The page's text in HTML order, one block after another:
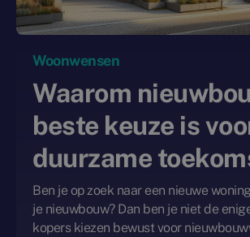
Woonwensen
Waarom
beste keuze is
duurzame
Ben je op zoek naar een nieuwe
je nieuwbouw? Dan ben je niet de
kopers kiezen bewust voor